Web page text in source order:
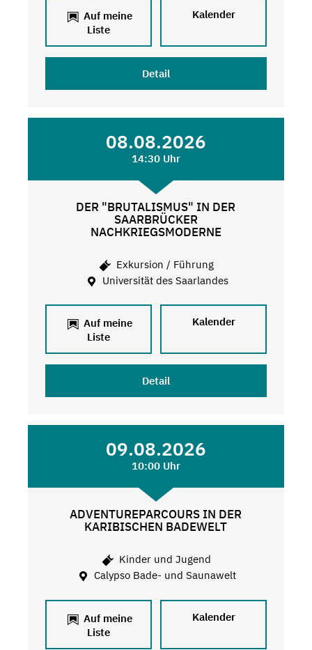
Auf meine
Liste
Kalender
Detail
08.08.2026
14:30 Uhr
DER "BRUTALISMUS" IN DER
SAARBRÜCKER
NACHKRIEGSMODERNE
Exkursion / Führung
Universität des Saarlandes
Auf meine
Liste
Kalender
Detail
09.08.2026
10:00 Uhr
ADVENTUREPARCOURS IN DER
KARIBISCHEN BADEWELT
Kinder und Jugend
Calypso Bade- und Saunawelt
Auf meine
Liste
Kalender